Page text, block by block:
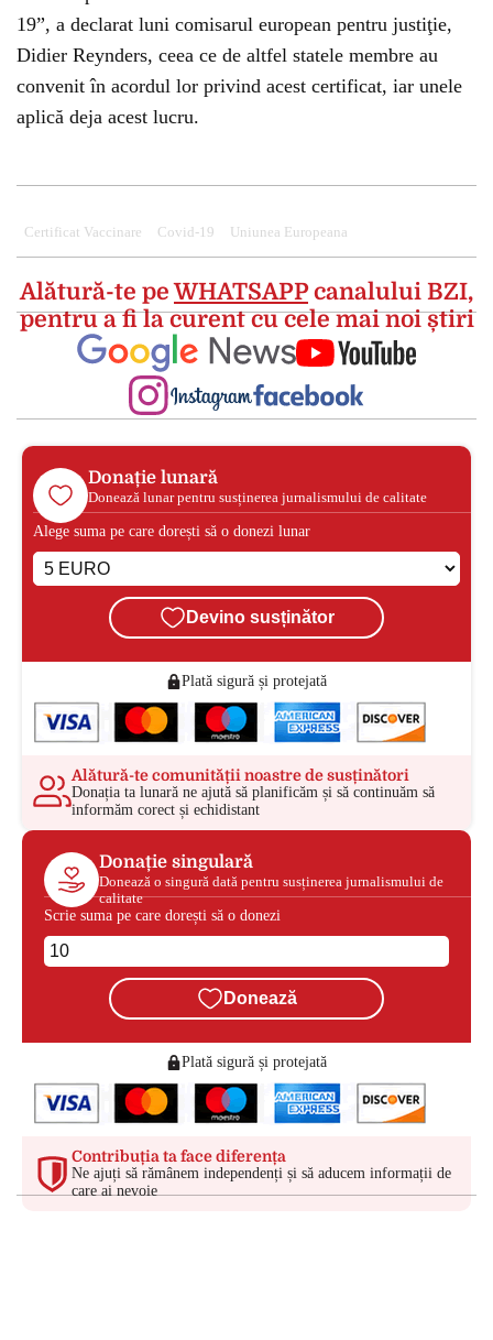
19”, a declarat luni comisarul european pentru justiţie,
Didier Reynders, ceea ce de altfel statele membre au
convenit în acordul lor privind acest certificat, iar unele
aplică deja acest lucru.
Certificat Vaccinare Covid-19 Uniunea Europeana
Alătură-te peWHATSAPPcanalului BZI,
pentru a fi la curent cu cele mai noi știri
Donație lunară
Donează lunar pentru susținerea jurnalismului de calitate
Alege suma pe care dorești să o donezi lunar
Devino susținător
Plată sigură și protejată
Alătură-te comunității noastre de susținători
Donația ta lunară ne ajută să planificăm și să continuăm să
informăm corect și echidistant
Donație singulară
Donează o singură dată pentru susținerea jurnalismului de
calitate
Scrie suma pe care dorești să o donezi
Donează
Plată sigură și protejată
Contribuția ta face diferența
Ne ajuți să rămânem independenți și să aducem informații de
care ai nevoie